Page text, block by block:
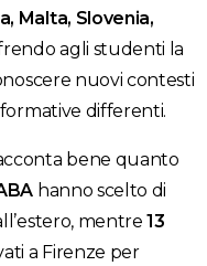
Malta, Slovenia,
agli studenti la
nuovi contesti
differenti.
bene quanto
hanno scelto di
mentre13
a Firenze per